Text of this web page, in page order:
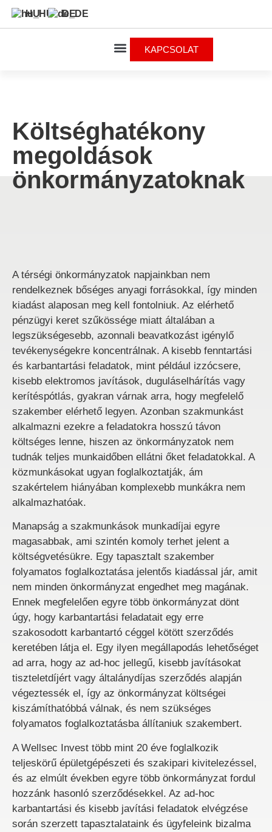
HU DE
KAPCSOLAT
Költséghatékony
megoldások
önkormányzatoknak
A térségi önkormányzatok napjainkban nem
rendelkeznek bőséges anyagi forrásokkal, így minden
kiadást alaposan meg kell fontolniuk. Az elérhető
pénzügyi keret szűkössége miatt általában a
legszükségesebb, azonnali beavatkozást igénylő
tevékenységekre koncentrálnak. A kisebb fenntartási
és karbantartási feladatok, mint például izzócsere,
kisebb elektromos javítások, duguláselhárítás vagy
kerítéspótlás, gyakran várnak arra, hogy megfelelő
szakember elérhető legyen. Azonban szakmunkást
alkalmazni ezekre a feladatokra hosszú távon
költséges lenne, hiszen az önkormányzatok nem
tudnák teljes munkaidőben ellátni őket feladatokkal. A
közmunkásokat ugyan foglalkoztatják, ám
szakértelem hiányában komplexebb munkákra nem
alkalmazhatóak.
Manapság a szakmunkások munkadíjai egyre
magasabbak, ami szintén komoly terhet jelent a
költségvetésükre. Egy tapasztalt szakember
folyamatos foglalkoztatása jelentős kiadással jár, amit
nem minden önkormányzat engedhet meg magának.
Ennek megfelelően egyre több önkormányzat dönt
úgy, hogy karbantartási feladatait egy erre
szakosodott karbantartó céggel kötött szerződés
keretében látja el. Egy ilyen megállapodás lehetőséget
ad arra, hogy az ad-hoc jellegű, kisebb javításokat
tiszteletdíjért vagy általánydíjas szerződés alapján
végeztessék el, így az önkormányzat költségei
kiszámíthatóbbá válnak, és nem szükséges
folyamatos foglalkoztatásba állítaniuk szakembert.
A Wellsec Invest több mint 20 éve foglalkozik
teljeskörű épületgépészeti és szakipari kivitelezéssel,
és az elmúlt években egyre több önkormányzat fordul
hozzánk hasonló szerződésekkel. Az ad-hoc
karbantartási és kisebb javítási feladatok elvégzése
során szerzett tapasztalataink és ügyfeleink bizalma